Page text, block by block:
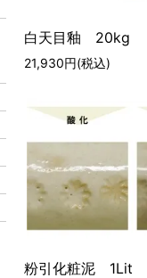
白天目釉 20kg
21,930円(税込)
粉引化粧泥 1Lit